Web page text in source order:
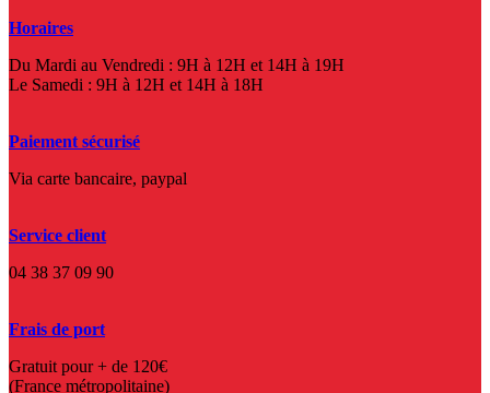
Horaires
Du Mardi au Vendredi : 9H à 12H et 14H à 19H
Le Samedi : 9H à 12H et 14H à 18H
Paiement sécurisé
Via carte bancaire, paypal
Service client
04 38 37 09 90
Frais de port
Gratuit pour + de 120€
(France métropolitaine)